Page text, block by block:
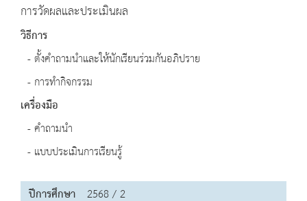
การวัดผลและประเมินผล
วิธีการ
- ตั้งคำถามนำและให้นักเรียนร่วมกันอภิปราย
- การทำกิจกรรม
เครื่องมือ
- คำถามนำ
- แบบประเมินการเรียนรู้
ปีการศึกษา 2568 / 2